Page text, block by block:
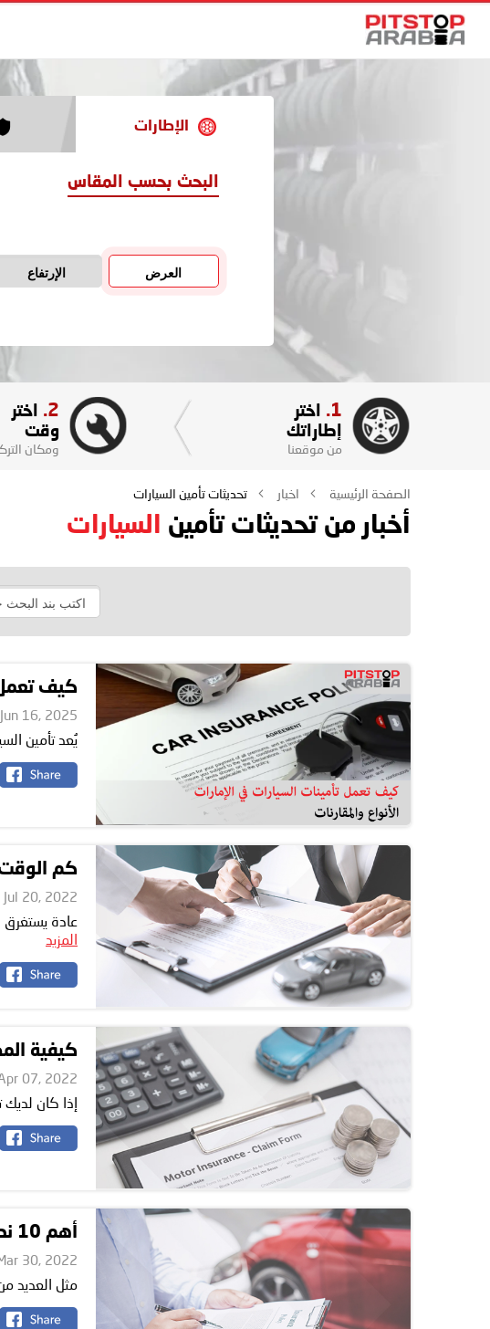
الإطارات
البحث بحسب المقاس
العرض الإرتفاع
1.
اختر
إطاراتك
من موقعنا
2.
اختر
وقت
ومكان
الصفحة الرئيسية اخبار تحديثات تأمين السيارات
أخبار من تحديثات تأمين السيارات
كيف تعمل
Jun 16, 2025
يُعد تأمين
كم الوقت
Jul 20, 2022
عادة يستغرق الأمر من 20 دقيقة إلى بضع ساعات للحصول على تأمين
المزيد
كيفية
07, 2022
إذا كان لديك
أهم 10 نصائح لخفض تأمين السيارات في الإمارات العربية المتحدة
30, 2022
مثل العديد